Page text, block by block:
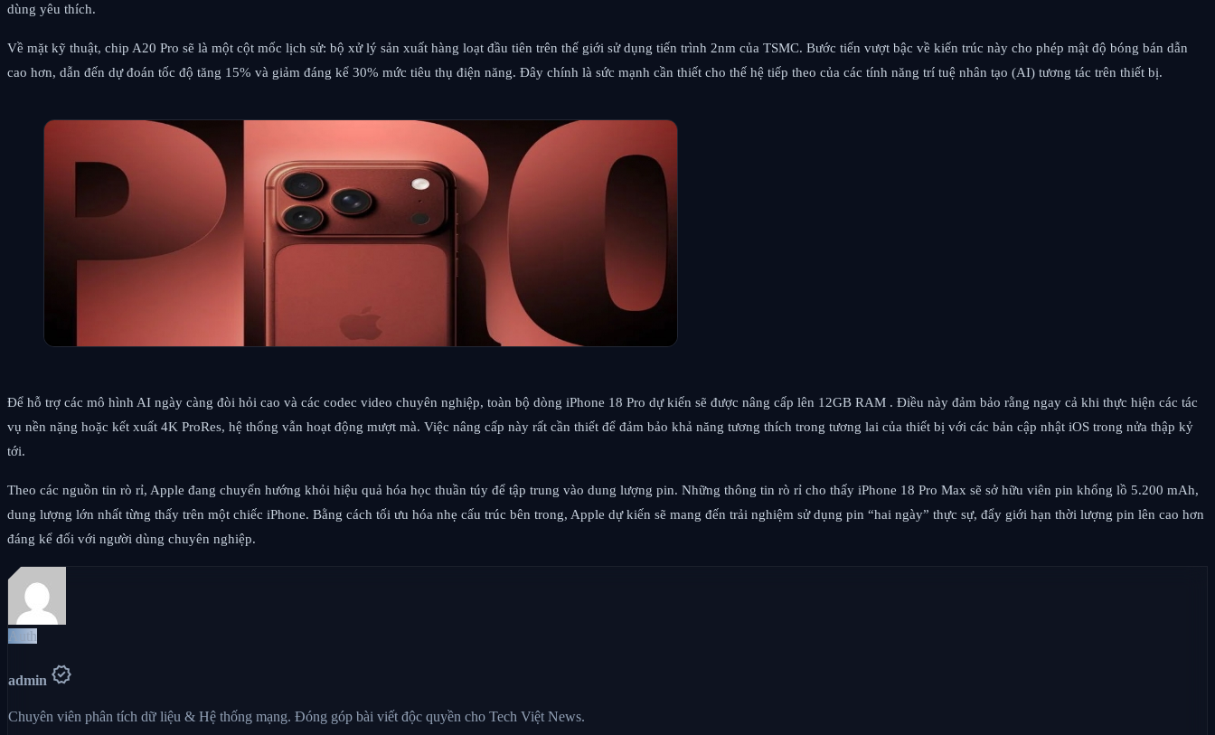
dùng yêu thích.
Về mặt kỹ thuật, chip A20 Pro sẽ là một cột mốc lịch sử: bộ xử lý sản xuất hàng loạt đầu tiên trên thế giới sử dụng tiến trình 2nm của TSMC. Bước tiến vượt bậc về kiến ​​trúc này cho phép mật độ bóng bán dẫn
cao hơn, dẫn đến dự đoán tốc độ tăng 15% và giảm đáng kể 30% mức tiêu thụ điện năng. Đây chính là sức mạnh cần thiết cho thế hệ tiếp theo của các tính năng trí tuệ nhân tạo (AI) tương tác trên thiết bị.
Để hỗ trợ các mô hình AI ngày càng đòi hỏi cao và các codec video chuyên nghiệp, toàn bộ dòng iPhone 18 Pro dự kiến ​​sẽ được nâng cấp lên 12GB RAM . Điều này đảm bảo rằng ngay cả khi thực hiện các tác
vụ nền nặng hoặc kết xuất 4K ProRes, hệ thống vẫn hoạt động mượt mà. Việc nâng cấp này rất cần thiết để đảm bảo khả năng tương thích trong tương lai của thiết bị với các bản cập nhật iOS trong nửa thập kỷ
tới.
Theo các nguồn tin rò rỉ, Apple đang chuyển hướng khỏi hiệu quả hóa học thuần túy để tập trung vào dung lượng pin. Những thông tin rò rỉ cho thấy iPhone 18 Pro Max sẽ sở hữu viên pin khổng lồ 5.200 mAh,
dung lượng lớn nhất từng thấy trên một chiếc iPhone. Bằng cách tối ưu hóa nhẹ cấu trúc bên trong, Apple dự kiến ​​sẽ mang đến trải nghiệm sử dụng pin “hai ngày” thực sự, đẩy giới hạn thời lượng pin lên cao hơn
đáng kể đối với người dùng chuyên nghiệp.
Auth
admin verified
Chuyên viên phân tích dữ liệu & Hệ thống mạng. Đóng góp bài viết độc quyền cho Tech Việt News.